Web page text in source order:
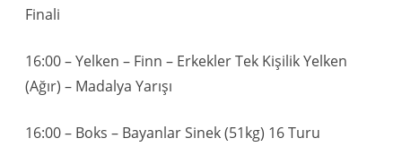
Finali
16:00 – Yelken – Finn – Erkekler Tek Kişilik Yelken
(Ağır) – Madalya Yarışı
16:00 – Boks – Bayanlar Sinek (51kg) 16 Turu